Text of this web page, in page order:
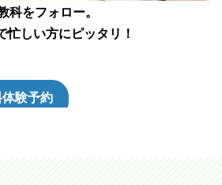
科をフォロー。
忙しい方にピッタリ！
験予約